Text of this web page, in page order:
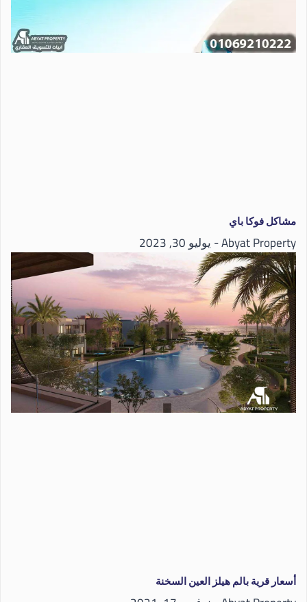
مشاكل فوكا باي
Abyat Property يوليو 30, 2023
أسعار قرية بالم هيلز العين السخنة